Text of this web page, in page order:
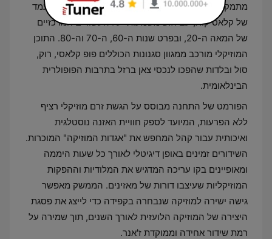
מתמקדת בשידור רצף של להיטים על-זמניים שזכו למעמד
של קלאסיקות, עם דגש משמעותי על העשורים המרכזיים
של המאה ה-20, ובפרט שנות ה-60, ה-70 וה-80. התוכן
המוזיקלי מורכב ממגוון סגנונות הכוללים פופ קלאסי, רוק,
סול ובלדות שהפכו לנכסי צאן ברזל בתרבות הפופולרית
הבינלאומית.
הפורמט של התחנה מבוסס על הגשת זרם מוזיקלי רציף
ללא הפרעות, המיועד לספק חוויית האזנה נוסטלגית
ואיכותית עבור קהל המחפש את "אגדות המוזיקה" המוכרות.
השידורים זמינים באופן דיגיטלי לאורך כל שעות היממה
ומאופיינים בקו עריכה המדגיש את המלודיות וההפקות
המוזיקליות שעיצבו דורות של מאזינים. הממשק מאפשר
גישה ישירה למוזיקה שנבחרה בקפידה כדי לייצג את פסגת
היצירה של המוזיקה הלועזית לאורך השנים, תוך שמירה על
רמת שידור אחידה וממוקדת ז'אנר.